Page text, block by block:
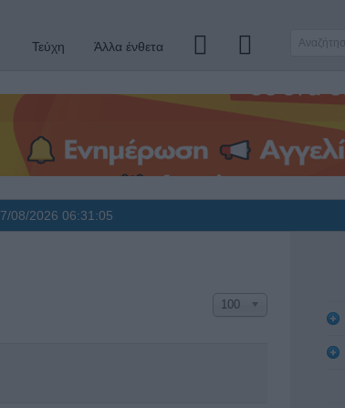
Τεύχη Άλλα ένθετα
08/2026 06:31:06
100